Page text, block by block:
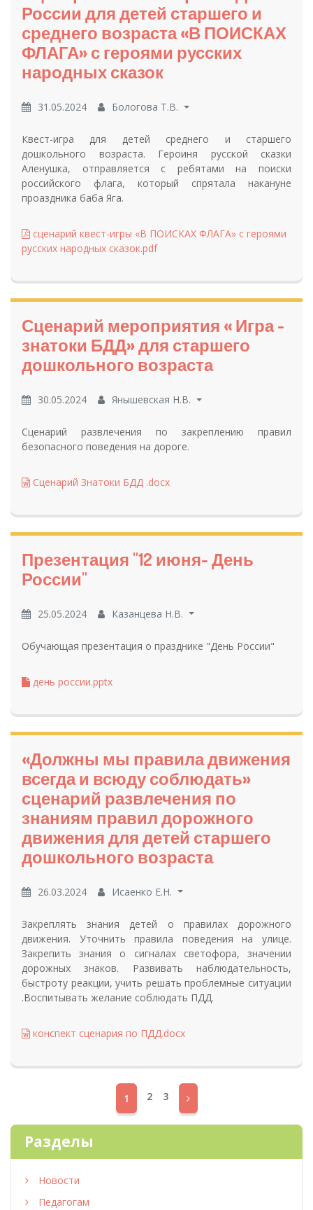
России для детей старшего и
среднего возраста «В ПОИСКАХ
ФЛАГА» с героями русских
народных сказок
31.05.2024 Бологова Т.В.
Квест-игра для детей среднего и старшего
дошкольного возраста. Героиня русской сказки
Аленушка, отправляется с ребятами на поиски
российского флага, который спрятала накануне
проаздника баба Яга.
сценарий квест-игры «В ПОИСКАХ ФЛАГА» с героями
русских народных сказок.pdf
Сценарий мероприятия « Игра -
знатоки БДД» для старшего
дошкольного возраста
30.05.2024 Янышевская Н.В.
Сценарий развлечения по закреплению правил
безопасного поведения на дороге.
Сценарий Знатоки БДД .docx
Презентация "12 июня- День
России"
25.05.2024 Казанцева Н.В.
Обучающая презентация о празднике "День России"
день россии.pptx
«Должны мы правила движения
всегда и всюду соблюдать»
сценарий развлечения по
знаниям правил дорожного
движения для детей старшего
дошкольного возраста
26.03.2024 Исаенко Е.Н.
Закреплять знания детей о правилах дорожного
движения. Уточнить правила поведения на улице.
Закрепить знания о сигналах светофора, значении
дорожных знаков. Развивать наблюдательность,
быстроту реакции, учить решать проблемные ситуации
.Воспитывать желание соблюдать ПДД.
конспект сценария по ПДД.docx
1 2 3
Разделы
Новости
Педагогам